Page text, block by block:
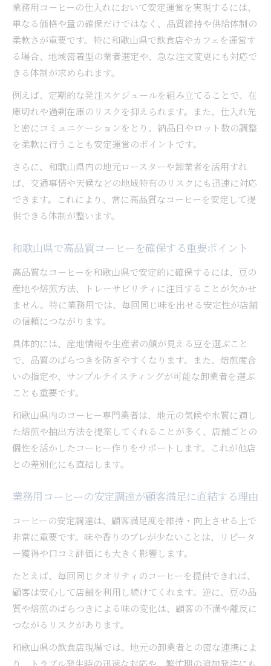
地元ネットワーク活用でコーヒー供給を強化
コーヒーの小ロット対応が生む運営効率向上
安定供給と品質追求を両立する店舗運営の極意
コーヒーの安定供給体制を築く店舗運営のポイ
品質も供給も妥協しないコーヒー仕入れ実践例
和歌山県で叶える高品質コーヒーの安定提供法
店舗運営に役立つコーヒー品質管理の基本
業務用コーヒーでリピート率を高める秘策
コーヒーの仕入れ改革で差別化を図る運営戦略
コーヒー仕入れの見直しで競合と差をつける発
想
業務用コーヒーの新調達法がもたらす変革とは
コーヒー仕入れ改革で生まれる運営の新しい価
値
差別化を実現するコーヒーの仕入れポイント
業務用コーヒーの仕入れにおいて安定運営を実現するには、
単なる価格や量の確保だけではなく、品質維持や供給体制の
柔軟さが重要です。特に和歌山県で飲食店やカフェを運営す
る場合、地域密着型の業者選定や、急な注文変更にも対応で
きる体制が求められます。
例えば、定期的な発注スケジュールを組み立てることで、在
庫切れや過剰在庫のリスクを抑えられます。また、仕入れ先
と密にコミュニケーションをとり、納品日やロット数の調整
を柔軟に行うことも安定運営のポイントです。
さらに、和歌山県内の地元ロースターや卸業者を活用すれ
ば、交通事情や天候などの地域特有のリスクにも迅速に対応
できます。これにより、常に高品質なコーヒーを安定して提
供できる体制が整います。
和歌山県で高品質コーヒーを確保する重要ポイント
高品質なコーヒーを和歌山県で安定的に確保するには、豆の
産地や焙煎方法、トレーサビリティに注目することが欠かせ
ません。特に業務用では、毎回同じ味を出せる安定性が店舗
の信頼につながります。
具体的には、産地情報や生産者の顔が見える豆を選ぶこと
で、品質のばらつきを防ぎやすくなります。また、焙煎度合
いの指定や、サンプルテイスティングが可能な卸業者を選ぶ
ことも重要です。
和歌山県内のコーヒー専門業者は、地元の気候や水質に適し
た焙煎や抽出方法を提案してくれることが多く、店舗ごとの
個性を活かしたコーヒー作りをサポートします。これが他店
との差別化にも直結します。
業務用コーヒーの安定調達が顧客満足に直結する理由
コーヒーの安定調達は、顧客満足度を維持・向上させる上で
非常に重要です。味や香りのブレが少ないことは、リピータ
ー獲得や口コミ評価にも大きく影響します。
たとえば、毎回同じクオリティのコーヒーを提供できれば、
顧客は安心して店舗を利用し続けてくれます。逆に、豆の品
質や焙煎のばらつきによる味の変化は、顧客の不満や離反に
つながるリスクがあります。
和歌山県の飲食店現場では、地元の卸業者との密な連携によ
り、トラブル発生時の迅速な対応や、繁忙期の追加発注にも